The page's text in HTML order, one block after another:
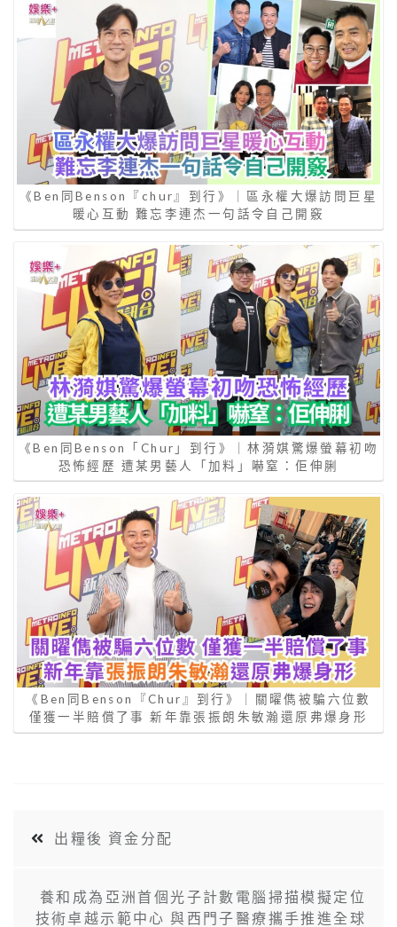
《Ben同Benson『chur』到行》｜區永權大爆訪問巨星
暖心互動 難忘李連杰一句話令自己開竅
《Ben同Benson「Chur」到行》｜林漪娸驚爆螢幕初吻
恐怖經歷 遭某男藝人「加料」嚇窒：佢伸脷
《Ben同Benson『Chur』到行》｜關曜儁被騙六位數
僅獲一半賠償了事 新年靠張振朗朱敏瀚還原弗爆身形
出糧後 資金分配
養和成為亞洲首個光子計數電腦掃描模擬定位
技術卓越示範中心 與西門子醫療攜手推進全球